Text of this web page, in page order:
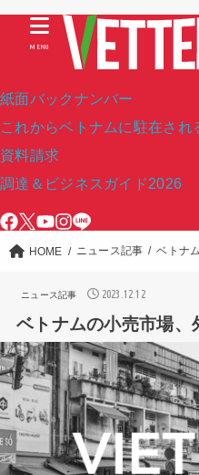
紙面バックナンバー
これからベトナムに駐在され
資料請求
調達＆ビジネスガイド2026
MENU
HOME ニュース記事 ベトナ
ニュース記事 2023.12.12
ベトナムの小売市場、